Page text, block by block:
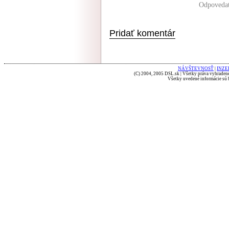
Pridať komentár
NÁVŠTEVNOSŤ
(C) 2004, 2005 DSL.sk | Všetky práva
Všetky uvedené informácie sú